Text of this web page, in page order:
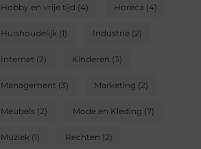
Hobby en vrije tijd (4) Horeca (4)
Huishoudelijk (1) Industrie (2)
Internet (2) Kinderen (3)
Management (3) Marketing (2)
Meubels (2) Mode en Kleding (7)
Muziek (1) Rechten (2)